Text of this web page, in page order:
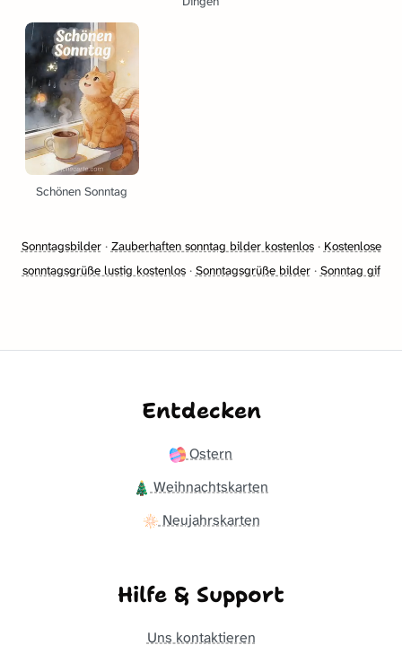
Schönen Sonntag
Sonntagsbilder· Zauberhaften sonntag bilder kostenlos· Kostenlose
sonntagsgrüße lustig kostenlos· Sonntagsgrüße bilder· Sonntag gif
Entdecken
Ostern
Weihnachtskarten
Neujahrskarten
Hilfe & Support
Uns kontaktieren